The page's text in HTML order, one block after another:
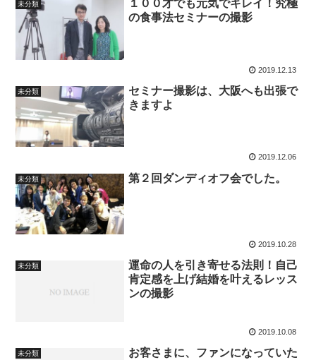
未分類
１００才でも元気でキレイ！究極
の食事法セミナーの撮影
2019.12.13
未分類
セミナー撮影は、大阪へも出張で
きますよ
2019.12.06
未分類 第２回ダンディオフ会でした。
2019.10.28
未分類
運命の人を引き寄せる法則！自己
肯定感を上げ結婚を叶えるレッス
ンの撮影
2019.10.08
未分類
お客さまに、ファンになっていた